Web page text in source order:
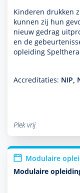
Kinderen drukken
kunnen zij hun
nieuw gedrag
en de
opleiding
Accreditaties: NIP,
Plek vrij
Modulaire
Modulaire